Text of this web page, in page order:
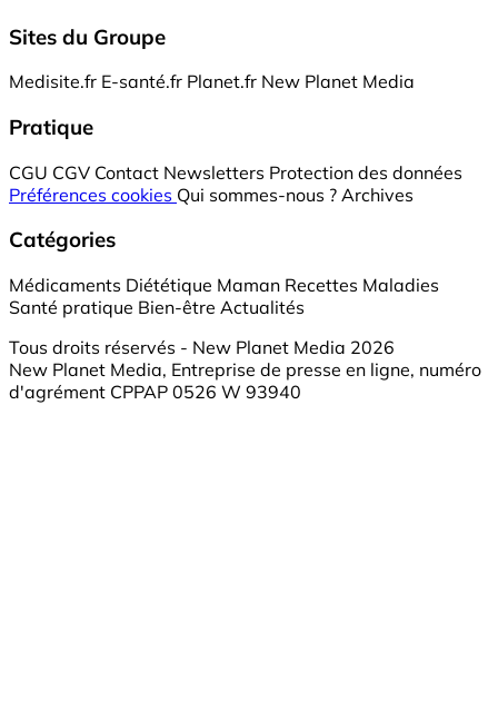
Sites du Groupe
Medisite.fr E-santé.fr Planet.fr New Planet Media
Pratique
CGU CGV Contact Newsletters Protection des données
Préférences cookies Qui sommes-nous ? Archives
Catégories
Médicaments Diététique Maman Recettes Maladies
Santé pratique Bien-être Actualités
Tous droits réservés - New Planet Media 2026
New Planet Media, Entreprise de presse en ligne, numéro
d'agrément CPPAP 0526 W 93940